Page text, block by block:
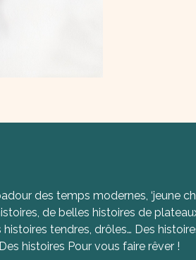
des temps modernes, ‘jeune
de belles histoires de
tendres, drôles… Des
histoires Pour vous faire rêver !